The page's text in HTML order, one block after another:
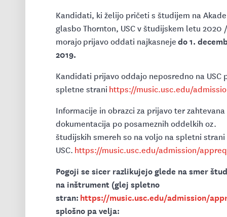
Kandidati, ki želijo pričeti s študijem na
glasbo Thornton, USC v študijskem letu 2020
morajo prijavo oddati najkasnejedo 1.
2019.
Kandidati prijavo oddajo neposredno na USC
spletne strani https://music.usc.edu/
Informacije in obrazci za prijavo ter zahtevana
dokumentacija po posameznih oddelkih oz.
študijskih smereh so na voljo na spletni strani
USC. https://music.usc.edu/admission/
Pogoji se sicer razlikujejo glede na smer
na inštrument (glej spletno
stran: https://music.usc.edu/admission/
splošno pa velja: